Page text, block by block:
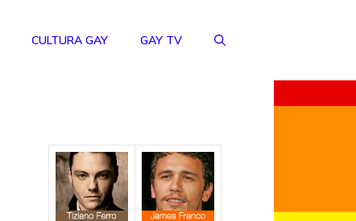
CULTURA GAY GAY TV